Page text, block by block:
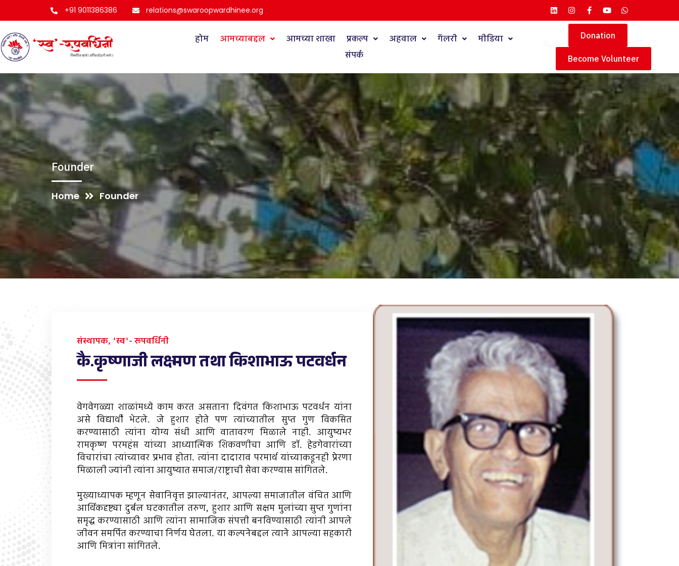
+91 9011386386 relations@swaroopwardhinee.org
होम आमच्याबद्दल आमच्या शाखा प्रकल्प अहवाल गॅलरी
मीडिया
संपर्क
Donation
Become Volunteer
Founder
Home Founder
संस्थापक, 'स्व'- रूपवर्धिनी
कै.कृष्णाजी लक्ष्मण तथा किशाभाऊ पटवर्धन
वेगवेगळ्या शाळांमध्ये काम करत असताना दिवंगत किशाभाऊ पटवर्धन यांना
असे विद्यार्थी भेटले. जे हुशार होते पण त्यांच्यातील सुप्त गुण विकसित
करण्यासाठी त्यांना योग्य संधी आणि वातावरण मिळाले नाही. आयुष्यभर
रामकृष्ण परमहंस यांच्या आध्यात्मिक शिकवणीचा आणि डॉ. हेडगेवारांच्या
विचारांचा त्यांच्यावर प्रभाव होता. त्यांना दादाराव परमार्थ यांच्याकडूनही प्रेरणा
मिळाली ज्यांनी त्यांना आयुष्यात समाज/राष्ट्राची सेवा करण्यास सांगितले.
मुख्याध्यापक म्हणून सेवानिवृत्त झाल्यानंतर, आपल्या समाजातील वंचित आणि
आर्थिकदृष्ट्या दुर्बल घटकातील तरुण, हुशार आणि सक्षम मुलांच्या सुप्त गुणांना
समृद्ध करण्यासाठी आणि त्यांना सामाजिक संपत्ती बनविण्यासाठी त्यांनी आपले
जीवन समर्पित करण्याचा निर्णय घेतला. या कल्पनेबद्दल त्याने आपल्या सहकारी
आणि मित्रांना सांगितले.